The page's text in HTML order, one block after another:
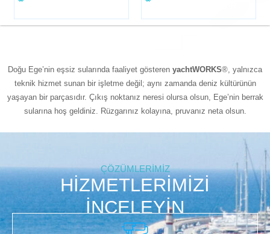
Doğu Ege’nin eşsiz sularında faaliyet gösteren yachtWORKS®, yalnızca
teknik hizmet sunan bir işletme değil; aynı zamanda deniz kültürünün
yaşayan bir parçasıdır. Çıkış noktanız neresi olursa olsun, Ege’nin berrak
sularına hoş geldiniz. Rüzgarınız kolayına, pruvanız neta olsun.
ÇÖZÜMLERİMİZ
HİZMETLERİMİZİ
İNCELEYIN